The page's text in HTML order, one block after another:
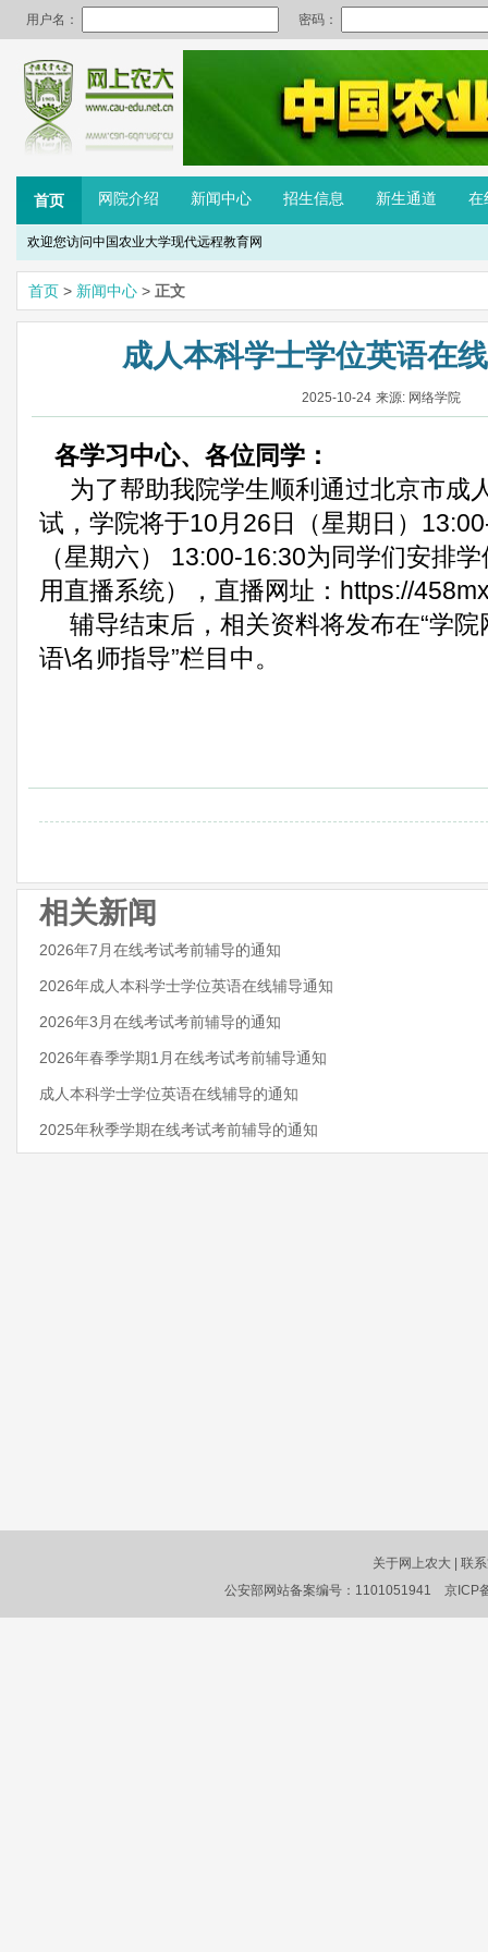
首页
欢迎您访问中国农业大学现代远程教育网
网院介绍 新闻中心 招生信息 新生通道 在
首页 > 新闻中心 > 正文
成人本科学士学位英语在
2025-10-24 来源: 网络学院
各学习中心、各位同学：
为了帮助我院学生顺利通过北京市成
试，学院将于10月 26日（星期日）
（星期六） 13:00-16:30为同学们安排
用直播系统），直播网址： https://
辅导结束后，相关资料将发布在“学院
语\名师指导”栏目中。
相关新闻
2026年7月在线考试考前辅导的通知
2026年成人本科学士学位英语在线辅导通知
2026年3月在线考试考前辅导的通知
2026年春季学期1月在线考试考前辅导通知
成人本科学士学位英语在线辅导的通知
2025年秋季学期在线考试考前辅导的通知